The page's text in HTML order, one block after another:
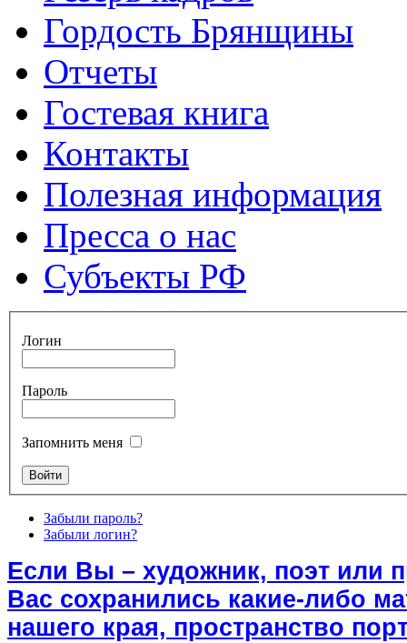
Гордость Брянщины
Отчеты
Гостевая книга
Контакты
Полезная информация
Пресса о нас
Субъекты РФ
Логин
Пароль
Запомнить меня
Забыли пароль?
Забыли логин?
Если Вы – художник, поэт или
Вас сохранились какие-либо
нашего края, пространство